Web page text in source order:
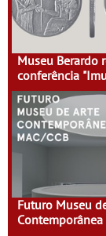
Museu Berardo
conferência
Desenhando
Chris Lee
Futuro Museu
Contemporânea